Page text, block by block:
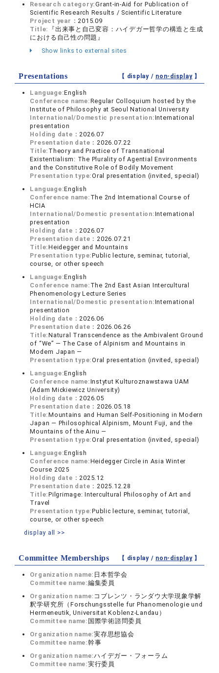
Research category:Grant-in-Aid for Publication of
Scientific Research Results / Scientific Literature
Project year：2015.09
Title:
『出来事と自己変容：ハイデガー哲学の構造と生成
における自己性の問題』
Show links to external sites
Presentations 【 display / non-display】
Language:English
Conference name:Regular Colloquium hosted by the
Institute of Philosophy at Seoul National University
International/Domestic presentation:International
presentation
Holding date：2026.07
Presentation date：2026.07.22
Title: Theory and Practice of Transnational
Existentialism: The Plurality of Agential Environments
and the Constitutive Role of Bodily Movement
Presentation type:Oral presentation (invited, special)
Language:English
Conference name: The 2nd International Course of
HCIA
International/Domestic presentation:International
presentation
Holding date：2026.07
Presentation date：2026.07.21
Title:Heidegger and Mountains
Presentation type:Public lecture, seminar, tutorial,
course, or other speech
Language:English
Conference name: The 2nd East Asian Intercultural
Phenomenology Lecture Series
International/Domestic presentation:International
presentation
Holding date：2026.06
Presentation date：2026.06.26
Title:Natural Transcendence as the Ambivalent Ground
of “We” ― The Case of Alpinism and Mountains in
Modern Japan ―
Presentation type:Oral presentation (invited, special)
Language:English
Conference name:Instytut Kulturoznawstawa UAM
(Adam Mickiewicz University)
Holding date：2026.05
Presentation date：2026.05.18
Title:Mountains and Human Self-Positioning in Modern
Japan — Philosophical Alpinism, Mount Fuji, and the
Mountains of the Ainu —
Presentation type:Oral presentation (invited, special)
Language:English
Conference name:Heidegger Circle in Asia Winter
Course 2025
Holding date：2025.12
Presentation date：2025.12.28
Title:Pilgrimage: Intercultural Philosophy of Art and
Travel
Presentation type:Public lecture, seminar, tutorial,
course, or other speech
display all >>
Committee Memberships 【 display / non-display】
Organization name: 日本哲学会
Committee name:編集委員
Organization name: コブレンツ・ランダウ大学現象学解
釈学研究所（Forschungsstelle fur Phanomenologie und
Hermeneutik, Universitat Koblenz-Landau）
Committee name: 国際学術諮問委員
Organization name:実存思想協会
Committee name:幹事
Organization name:ハイデガー・フォーラム
Committee name:実行委員